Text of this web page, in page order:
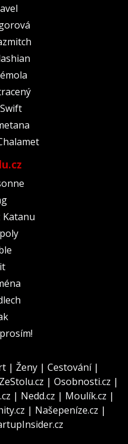
Katanu
| Ženy | Cestování|
ZeStolu.cz | Osobnosti.cz |
| Nedd.cz | Moulík.cz |
| Našepeníze.cz |